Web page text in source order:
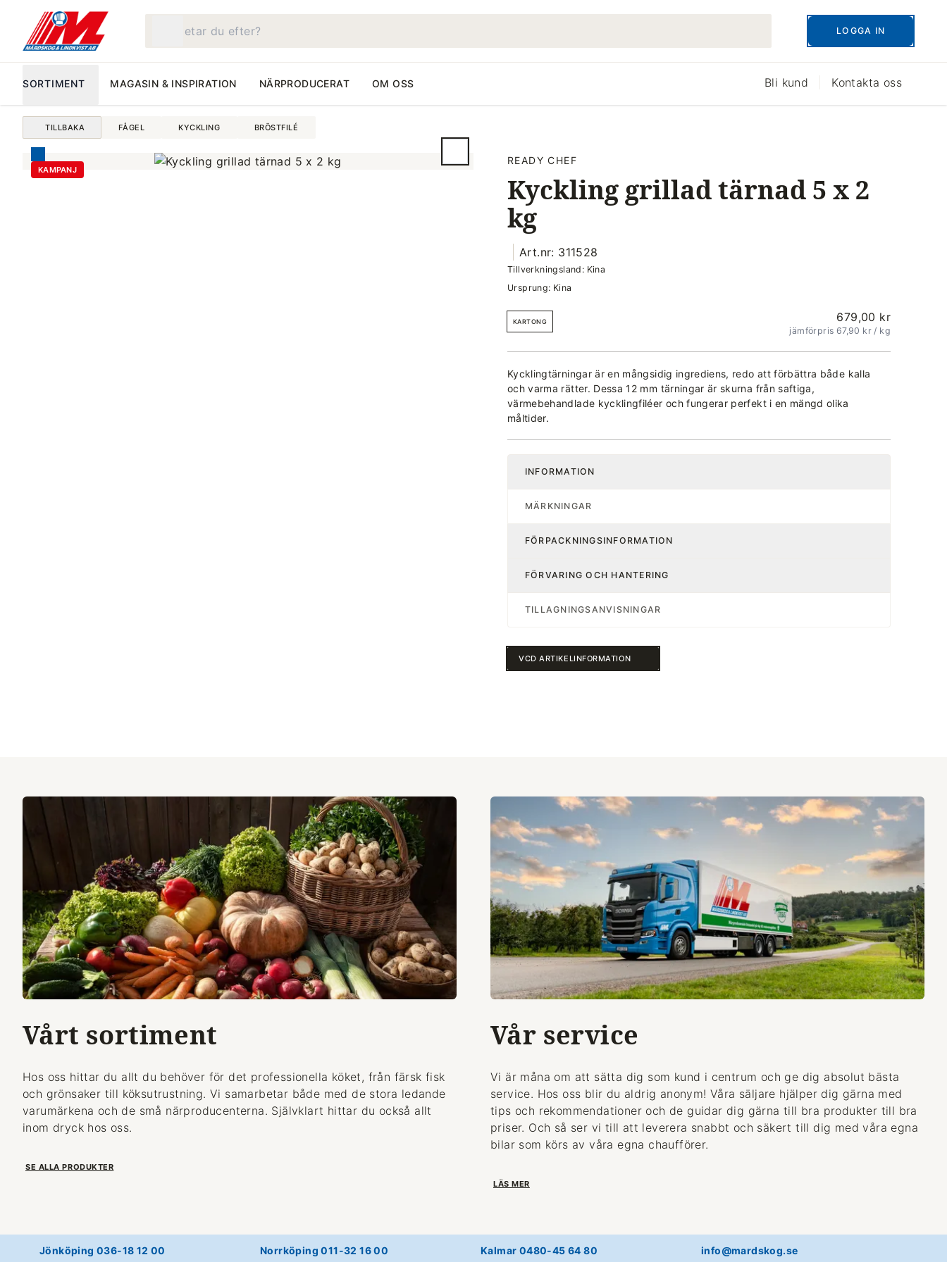
LOGGA IN
SORTIMENT MAGASIN & INSPIRATION NÄRPRODUCERAT OM OSS Bli kund Kontakta oss
TILLBAKA FÅGEL KYCKLING BRÖSTFILÉ
KAMPANJ
READY CHEF
Kyckling grillad tärnad 5 x 2
kg
Art.nr: 311528
Tillverkningsland: Kina
Ursprung: Kina
KARTONG 679,00 kr
jämförpris 67,90 kr/ kg
Kycklingtärningar är en mångsidig ingrediens, redo att förbättra både kalla
och varma rätter. Dessa 12 mm tärningar är skurna från saftiga,
värmebehandlade kycklingfiléer och fungerar perfekt i en mängd olika
måltider.
INFORMATION
MÄRKNINGAR
FÖRPACKNINGSINFORMATION
FÖRVARING OCH HANTERING
TILLAGNINGSANVISNINGAR
VCD ARTIKELINFORMATION
Vårt sortiment
Hos oss hittar du allt du behöver för det professionella köket, från färsk fisk
och grönsaker till köksutrustning. Vi samarbetar både med de stora ledande
varumärkena och de små närproducenterna. Självklart hittar du också allt
inom dryck hos oss.
SE ALLA PRODUKTER
Vår service
Vi är måna om att sätta dig som kund i centrum och ge dig absolut bästa
service. Hos oss blir du aldrig anonym! Våra säljare hjälper dig gärna med
tips och rekommendationer och de guidar dig gärna till bra produkter till bra
priser. Och så ser vi till att leverera snabbt och säkert till dig med våra egna
bilar som körs av våra egna chaufförer.
LÄS MER
Jönköping 036-18 12 00 Norrköping 011-32 16 00 Kalmar 0480-45 64 80 info@mardskog.se